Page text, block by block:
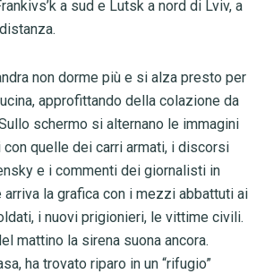
a sud e Lutsk a nord di Lviv, a
non dorme più e si alza presto per
approfittando della colazione da
schermo si alternano le immagini
quelle dei carri armati, i discorsi
e i commenti dei giornalisti in
arriva la grafica con i mezzi abbattuti ai
i nuovi prigionieri, le vittime civili.
mattino la sirena suona ancora.
ha trovato riparo in un “rifugio”